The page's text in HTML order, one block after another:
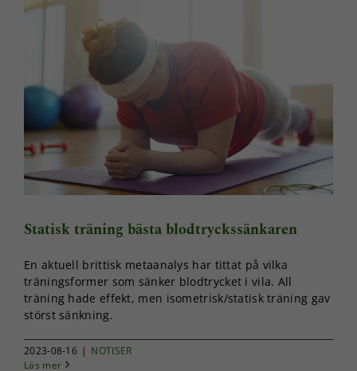
Statisk träning bästa blodtryckssänkaren
En aktuell brittisk metaanalys har tittat på vilka
träningsformer som sänker blodtrycket i vila. All
träning hade effekt, men isometrisk/statisk träning gav
störst sänkning.
2023-08-16 | NOTISER
Läs mer
Nödvändiga
Dessa kakor
välja bort. De
behövs för
över huvud
taget ska
fungera.